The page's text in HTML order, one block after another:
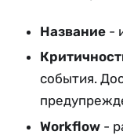
Название -
события.
Workflow -